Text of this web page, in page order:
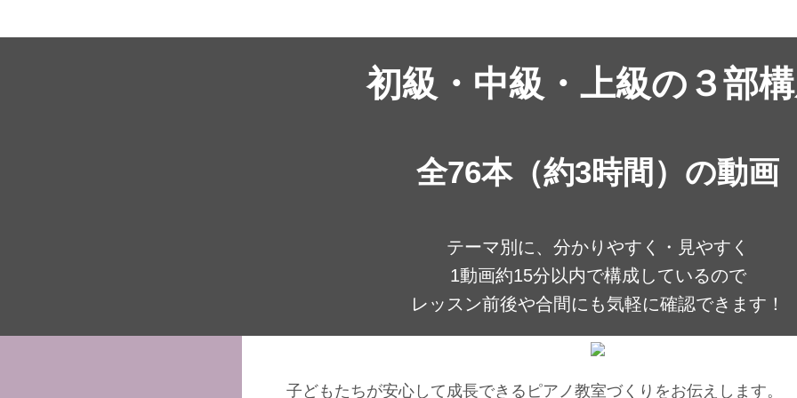
初級・中級・上級の３部
全76本（約3時間）の動画
テーマ別に、分かりやすく・見やすく
1動画約15分以内で構成しているので
レッスン前後や合間にも気軽に確認できます！
子どもたちが安心して成長できるピアノ教室づくりをお伝えします。